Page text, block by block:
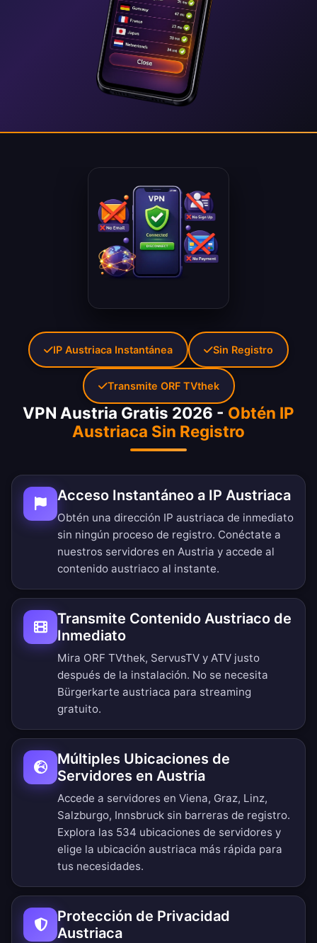
VPN Austria Gratis 2026 - Obtén IP
Austriaca Sin Registro
Acceso Instantáneo a IP Austriaca
Obtén una dirección IP austriaca de inmediato
sin ningún proceso de registro. Conéctate a
nuestros servidores en Austria y accede al
contenido austriaco al instante.
Transmite Contenido Austriaco de
Inmediato
Mira ORF TVthek, ServusTV y ATV justo
después de la instalación. No se necesita
Bürgerkarte austriaca para streaming
gratuito.
Múltiples Ubicaciones de
Servidores en Austria
Accede a servidores en Viena, Graz, Linz,
Salzburgo, Innsbruck sin barreras de registro.
Explora las 534 ubicaciones de servidores y
elige la ubicación austriaca más rápida para
tus necesidades.
Protección de Privacidad
Austriaca
IP Austriaca Instantánea Sin Registro
Transmite ORF TVthek